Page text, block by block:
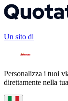
Un sito di
Personalizza i tuoi
direttamente nella